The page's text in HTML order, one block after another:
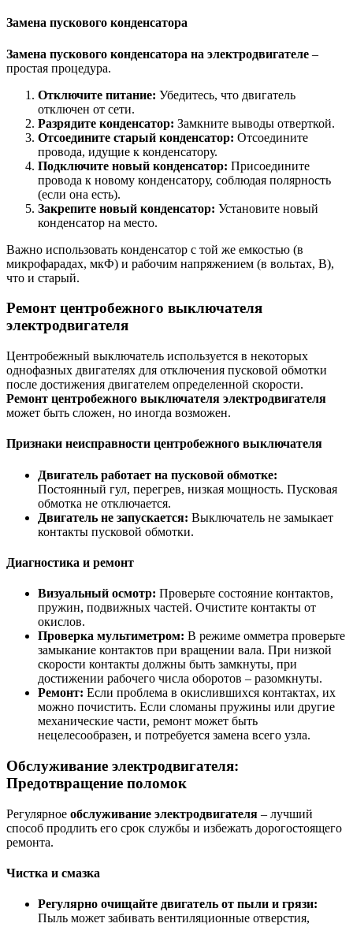
Замена пускового конденсатора
Замена пускового конденсатора на электродвигателе –
простая процедура.
Отключите питание: Убедитесь, что двигатель
отключен от сети.
Разрядите конденсатор: Замкните выводы отверткой.
Отсоедините старый конденсатор: Отсоедините
провода, идущие к конденсатору.
Подключите новый конденсатор: Присоедините
провода к новому конденсатору, соблюдая полярность
(если она есть).
Закрепите новый конденсатор: Установите новый
конденсатор на место.
Важно использовать конденсатор с той же емкостью (в
микрофарадах, мкФ) и рабочим напряжением (в вольтах, В),
что и старый.
Ремонт центробежного выключателя
электродвигателя
Центробежный выключатель используется в некоторых
однофазных двигателях для отключения пусковой обмотки
после достижения двигателем определенной скорости.
Ремонт центробежного выключателя электродвигателя
может быть сложен, но иногда возможен.
Признаки неисправности центробежного выключателя
Двигатель работает на пусковой обмотке:
Постоянный гул, перегрев, низкая мощность. Пусковая
обмотка не отключается.
Двигатель не запускается: Выключатель не замыкает
контакты пусковой обмотки.
Диагностика и ремонт
Визуальный осмотр: Проверьте состояние контактов,
пружин, подвижных частей. Очистите контакты от
окислов.
Проверка мультиметром: В режиме омметра проверьте
замыкание контактов при вращении вала. При низкой
скорости контакты должны быть замкнуты, при
достижении рабочего числа оборотов – разомкнуты.
Ремонт: Если проблема в окислившихся контактах, их
можно почистить. Если сломаны пружины или другие
механические части, ремонт может быть
нецелесообразен, и потребуется замена всего узла.
Обслуживание электродвигателя:
Предотвращение поломок
Регулярное обслуживание электродвигателя – лучший
способ продлить его срок службы и избежать дорогостоящего
ремонта.
Чистка и смазка
Регулярно очищайте двигатель от пыли и грязи:
Пыль может забивать вентиляционные отверстия,